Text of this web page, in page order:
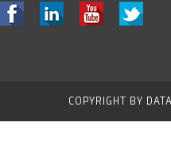
COPYRIGHT BY